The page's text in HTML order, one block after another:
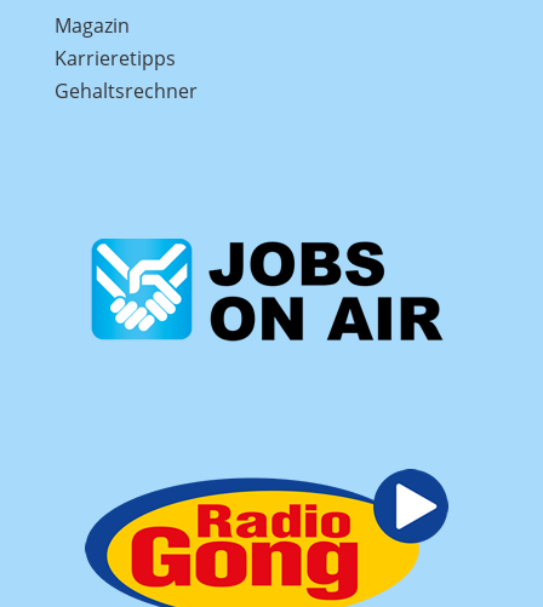
Magazin
Karrieretipps
Gehaltsrechner